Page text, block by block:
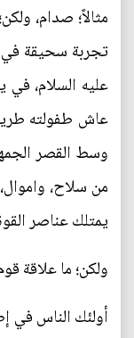
مثالاً؛ صدام،
تجربة سحيقة في
عليه السلام،
عاش طفولته
وسط القصر
من سلاح،
يمتلك عناصر
ولكن؛ ما علاقة
أولئك الناس في